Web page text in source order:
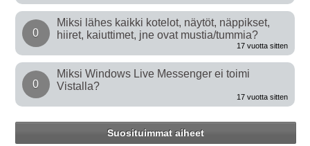
0
Miksi lähes kaikki kotelot, näytöt, näppikset,
hiiret, kaiuttimet, jne ovat mustia/tummia?
17 vuotta sitten
0
Miksi Windows Live Messenger ei toimi
Vistalla?
17 vuotta sitten
Suosituimmat aiheet